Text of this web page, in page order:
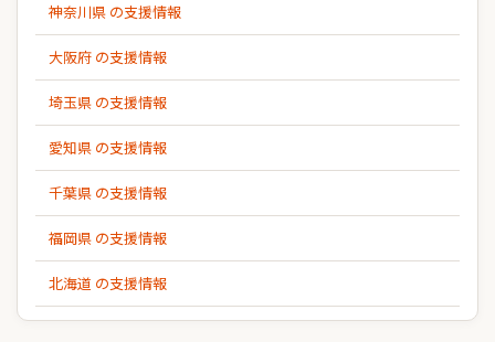
神奈川県 の支援情報
大阪府 の支援情報
埼玉県 の支援情報
愛知県 の支援情報
千葉県 の支援情報
福岡県 の支援情報
北海道 の支援情報